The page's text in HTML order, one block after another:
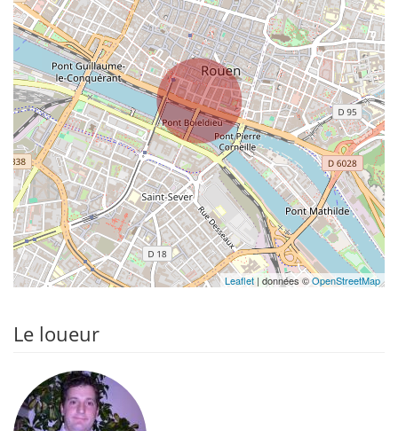
Leaflet| données ©OpenStreetMap
Le loueur